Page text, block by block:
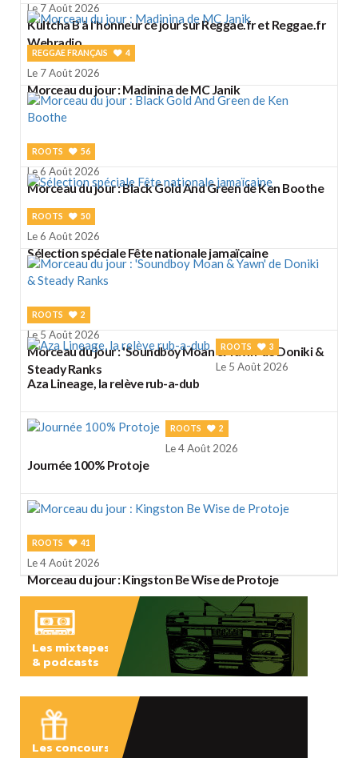
Le 7 Août 2026
Kultcha B à l'honneur ce jour sur Reggae.fr et Reggae.fr
Webradio
REGGAE FRANÇAIS 4
Le 7 Août 2026
Morceau du jour : Madinina de MC Janik
ROOTS 56
Le 6 Août 2026
Morceau du jour : Black Gold And Green de Ken Boothe
ROOTS 50
Le 6 Août 2026
Sélection spéciale Fête nationale jamaïcaine
ROOTS 2
Le 5 Août 2026
Morceau du jour : 'Soundboy Moan & Yawn' de Doniki &
Steady Ranks
ROOTS 3
Le 5 Août 2026
Aza Lineage, la relève rub-a-dub
ROOTS 2
Le 4 Août 2026
Journée 100% Protoje
ROOTS 41
Le 4 Août 2026
Morceau du jour : Kingston Be Wise de Protoje
Les mixtapes
& podcasts
Les concours